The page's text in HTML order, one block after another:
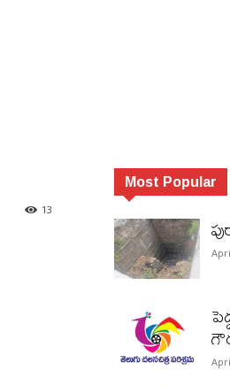
13
Most Popular